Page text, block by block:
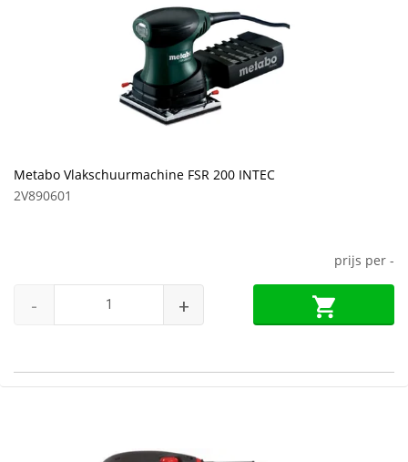
Metabo Vlakschuurmachine FSR 200 INTEC
2V890601
prijs per -
- +